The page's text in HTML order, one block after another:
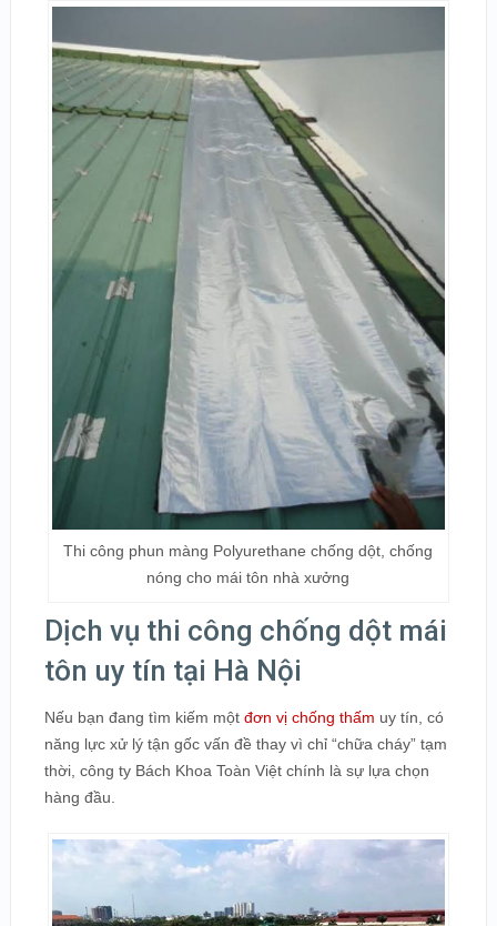
Thi công phun màng Polyurethane chống dột, chống
nóng cho mái tôn nhà xưởng
Dịch vụ thi công chống dột mái
tôn uy tín tại Hà Nội
Nếu bạn đang tìm kiếm một đơn vị chống thấm uy tín, có
năng lực xử lý tận gốc vấn đề thay vì chỉ “chữa cháy” tạm
thời, công ty Bách Khoa Toàn Việt chính là sự lựa chọn
hàng đầu.